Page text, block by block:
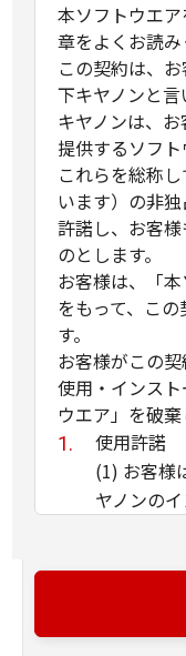
本ソフトウエ
章をよくお読み
この契約は、
下キヤノンと言
キヤノンは、
提供するソフト
これらを総称
います）の非
許諾し、お客
のとします。
お客様は、「
をもって、こ
す。
お客様がこの
使用・インス
ウエア」を破棄
使用許諾
(1) お客様
ヤノンの
とは、「
タの記憶